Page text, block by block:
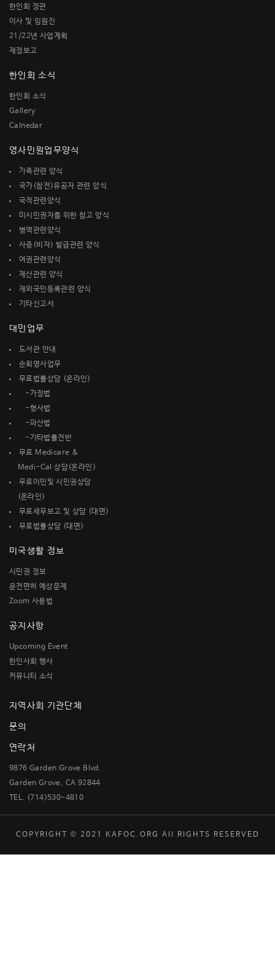
한인회 정관
이사 및 임원진
21/22년 사업계획
재정보고
한인회 소식
한인회 소식
Gallery
Calnedar
영사민원업무양식
가족관련 양식
국가(참전)유공자 관련 양식
국적관련양식
미시민권자를 위한 참고 양식
병역관련양식
사증(비자) 발급관련 양식
여권관련양식
재산관련 양식
재외국민등록관련 양식
기타신고서
대민업무
도서관 안내
순회영사업무
무료법률상담 (온라인)
-가정법
-형사법
-파산법
-기타법률전반
무료 Medicare &
Medi-Cal 상담(온라인)
무료이민및 시민권상담
(온라인)
무료세무보고 및 상담 (대면)
무료법률상담 (대면)
미국생활 정보
시민권 정보
운전면허 예상문제
Zoom 사용법
공지사항
Upcoming Event
한인사회 행사
커뮤니티 소식
지역사회 기관단체
문의
연락처
9876 Garden Grove Blvd.
Garden Grove, CA 92844
TEL. (714)530-4810
COPYRIGHT © 2021 KAFOC.ORG All RIGHTS RESERVED